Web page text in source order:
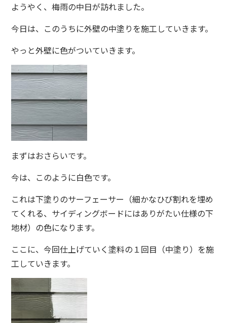
ようやく、梅雨の中日が訪れました。
今日は、このうちに外壁の中塗りを施工していきます。
やっと外壁に色がついていきます。
まずはおさらいです。
今は、このように白色です。
これは下塗りのサーフェーサー（細かなひび割れを埋め
てくれる、サイディングボードにはありがたい仕様の下
地材）の色になります。
ここに、今回仕上げていく塗料の１回目（中塗り）を施
工していきます。